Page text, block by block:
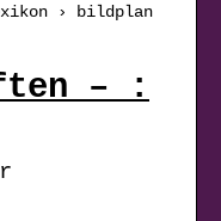
› bildplan
– :